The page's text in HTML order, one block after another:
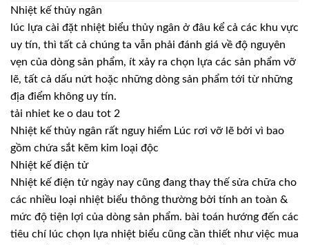
Nhiệt kế thủy ngân
lúc lựa cài đặt nhiệt biểu thủy ngân ở đâu kể cả các khu vực
uy tín, thì tất cả chúng ta vẫn phải đánh giá về độ nguyên
vẹn của dòng sản phẩm, ít xảy ra chọn lựa các sản phẩm vỡ
lẽ, tất cả dấu nứt hoặc những dòng sản phẩm tới từ những
địa điểm không uy tín.
tải nhiet ke o dau tot 2
Nhiệt kế thủy ngân rất nguy hiểm Lúc rơi vỡ lẽ bởi vì bao
gồm chứa sắt kẽm kim loại độc
Nhiệt kế điện tử
Nhiệt kế điện tử ngày nay cũng đang thay thế sửa chữa cho
các nhiều loại nhiệt biểu thông thường bởi tính an toàn &
mức độ tiện lợi của dòng sản phẩm. bài toán hướng đến các
tiêu chí lúc chọn lựa nhiệt biểu cũng cần thiết như việc mua